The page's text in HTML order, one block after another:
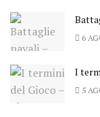
6
I
5